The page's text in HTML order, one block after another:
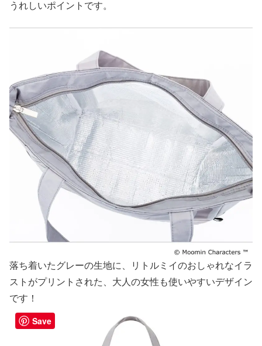
うれしいポイントです。
落ち着いたグレーの生地に、リトルミイのおしゃれなイラ
ストがプリントされた、大人の女性も使いやすいデザイン
です！
Save